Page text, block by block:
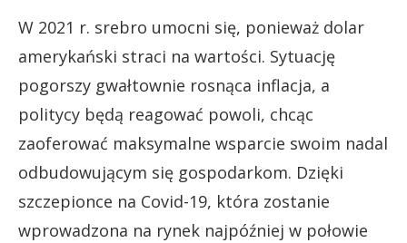
W 2021 r. srebro umocni się, ponieważ dolar
amerykański straci na wartości. Sytuację
pogorszy gwałtownie rosnąca inflacja, a
politycy będą reagować powoli, chcąc
zaoferować maksymalne wsparcie swoim nadal
odbudowującym się gospodarkom. Dzięki
szczepionce na Covid-19, która zostanie
wprowadzona na rynek najpóźniej w połowie